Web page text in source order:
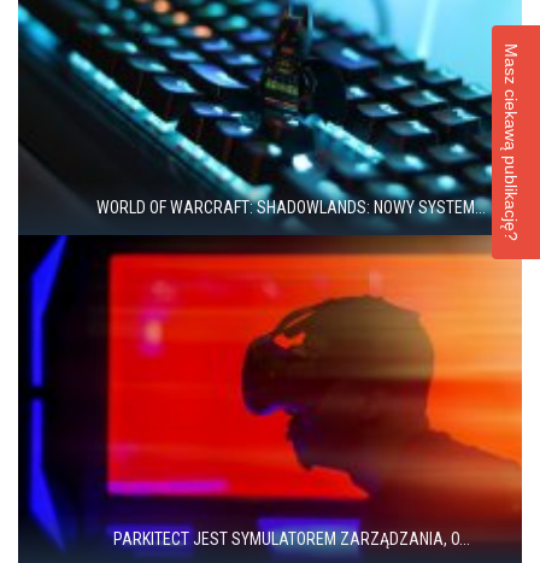
WORLD OF WARCRAFT: SHADOWLANDS: NOWY SYSTEM...
PARKITECT JEST SYMULATOREM ZARZĄDZANIA, O...
Masz ciekawą publikację?